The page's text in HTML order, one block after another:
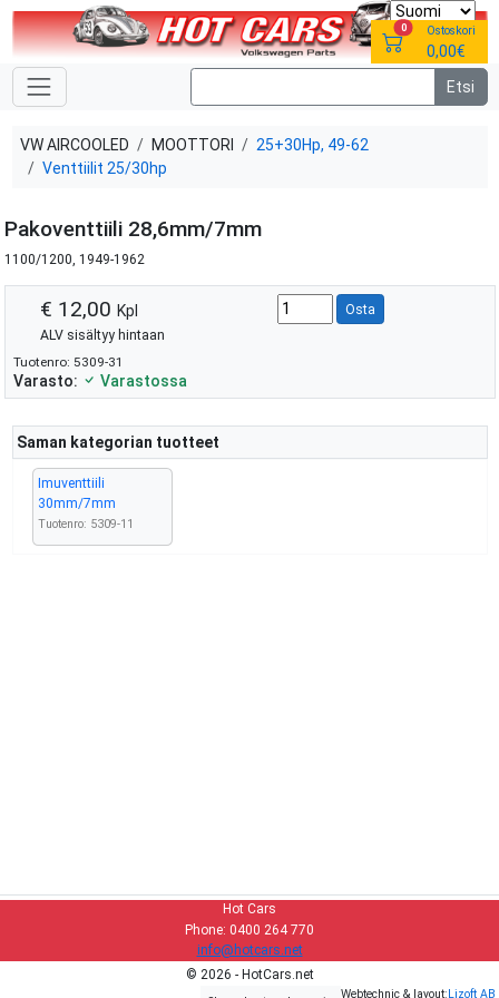
0 Ostoskori
0,00€
VW AIRCOOLED MOOTTORI
25+30Hp, 49-62
Venttiilit 25/30hp
Pakoventtiili 28,6mm/7mm
1100/1200, 1949-1962
€ 12,00 Kpl
ALV sisältyy hintaan
Osta
Tuotenro: 5309-31
Varasto: Varastossa
Saman kategorian tuotteet
Imuventtiili
30mm/7mm
Tuotenro: 5309-11
Hot Cars
Phone: 0400 264 770
info@hotcars.net
© 2026 - HotCars.net
Webtechnic & layout: Lizoft AB